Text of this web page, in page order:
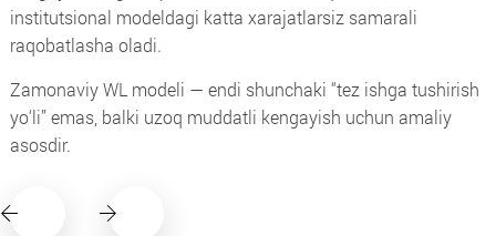
institutsional modeldagi katta xarajatlarsiz samarali
raqobatlasha oladi.
Zamonaviy WL modeli — endi shunchaki “tez ishga tushirish
yo‘li” emas, balki uzoq muddatli kengayish uchun amaliy
asosdir.